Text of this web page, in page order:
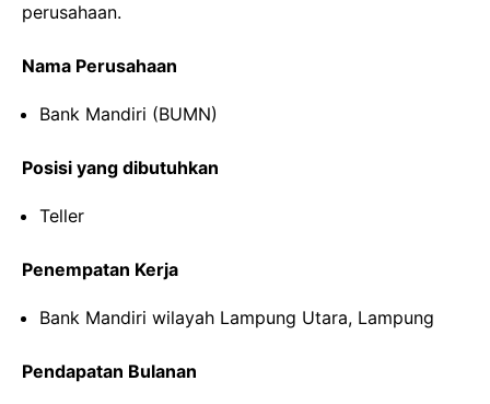
perusahaan.
Nama Perusahaan
Bank Mandiri (BUMN)
Posisi yang dibutuhkan
Teller
Penempatan Kerja
Bank Mandiri wilayah Lampung Utara, Lampung
Pendapatan Bulanan